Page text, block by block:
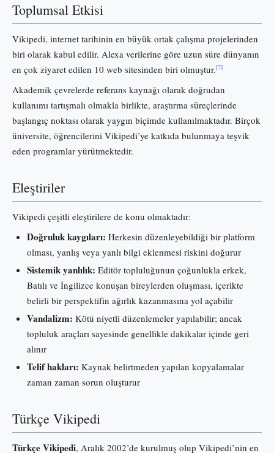
Toplumsal Etkisi
Vikipedi, internet tarihinin en büyük ortak çalışma projelerinden
biri olarak kabul edilir. Alexa verilerine göre uzun süre dünyanın
en çok ziyaret edilen 10 web sitesinden biri olmuştur.[7]
Akademik çevrelerde referans kaynağı olarak doğrudan
kullanımı tartışmalı olmakla birlikte, araştırma süreçlerinde
başlangıç noktası olarak yaygın biçimde kullanılmaktadır. Birçok
üniversite, öğrencilerini Vikipedi’ye katkıda bulunmaya teşvik
eden programlar yürütmektedir.
Eleştiriler
Vikipedi çeşitli eleştirilere de konu olmaktadır:
Doğruluk kaygıları: Herkesin düzenleyebildiği bir platform
olması, yanlış veya yanlı bilgi eklenmesi riskini doğurur
Sistemik yanlılık: Editör topluluğunun çoğunlukla erkek,
Batılı ve İngilizce konuşan bireylerden oluşması, içerikte
belirli bir perspektifin ağırlık kazanmasına yol açabilir
Vandalizm: Kötü niyetli düzenlemeler yapılabilir; ancak
topluluk araçları sayesinde genellikle dakikalar içinde geri
alınır
Telif hakları: Kaynak belirtmeden yapılan kopyalamalar
zaman zaman sorun oluşturur
Türkçe Vikipedi
Türkçe Vikipedi, Aralık 2002’de kurulmuş olup Vikipedi’nin en